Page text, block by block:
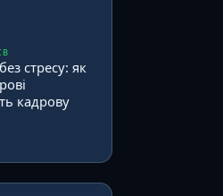
стресу: як
кадрову